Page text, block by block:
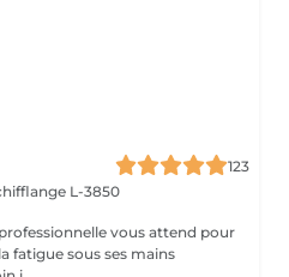
123
L-3850
vous attend pour
fatigue sous ses mains